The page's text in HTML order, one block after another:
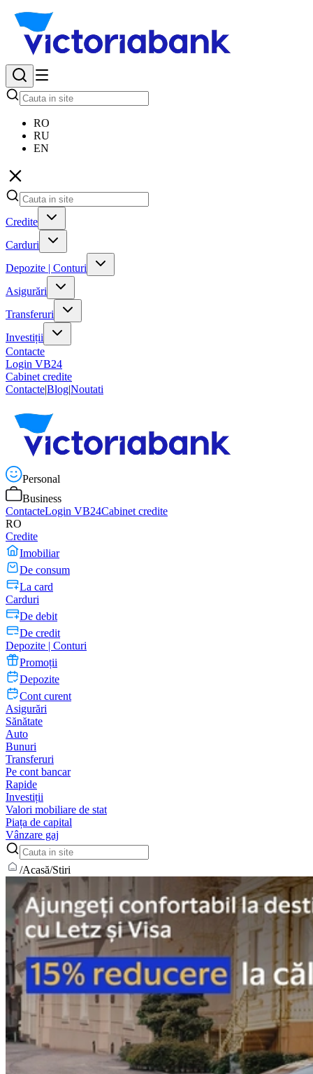
RO
RU
EN
Credite
Carduri
Depozite | Conturi
Asigurări
Transferuri
Investiții
Contacte
Login VB24
Cabinet credite
Contacte|Blog|Noutati
Personal
Business
ContacteLogin VB24Cabinet credite
RO
Credite
Imobiliar
De consum
La card
Carduri
De debit
De credit
Depozite | Conturi
Promoții
Depozite
Cont curent
Asigurări
Sănătate
Auto
Bunuri
Transferuri
Pe cont bancar
Rapide
Investiții
Valori mobiliare de stat
Piața de capital
Vânzare gaj
/Acasă/Stiri